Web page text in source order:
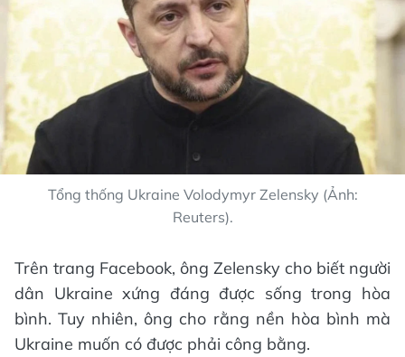
Tổng thống Ukraine Volodymyr Zelensky (Ảnh:
Reuters).
Trên trang Facebook, ông Zelensky cho biết người
dân Ukraine xứng đáng được sống trong hòa
bình. Tuy nhiên, ông cho rằng nền hòa bình mà
Ukraine muốn có được phải công bằng.